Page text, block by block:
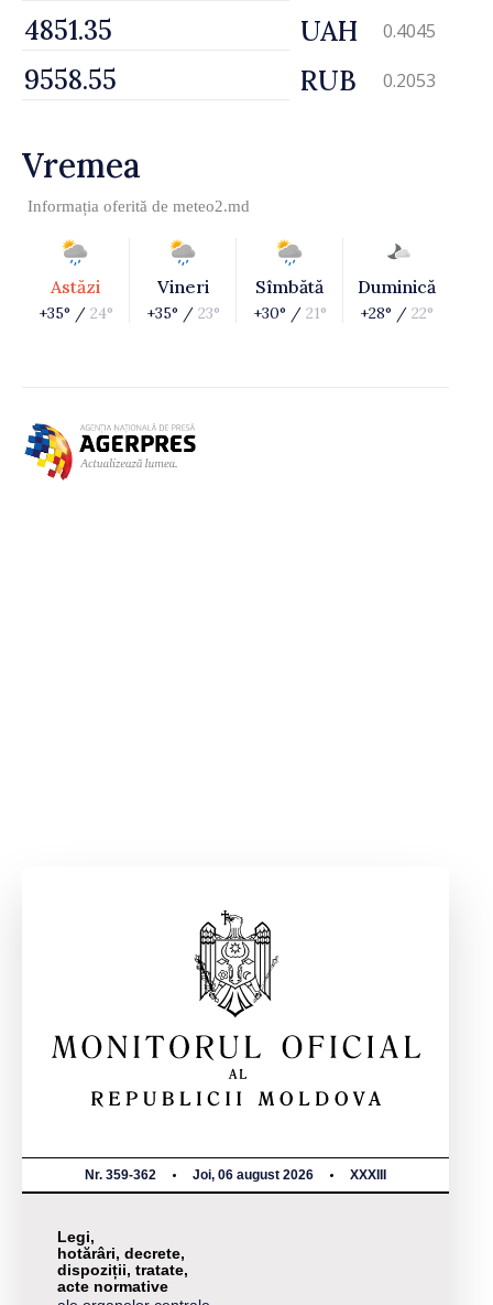
UAH 0.4045
RUB 0.2053
Vremea
Informația oferită de meteo2.md
Astăzi
+35° / 24°
Vineri
+35° / 23°
Sîmbătă
+30° / 21°
Duminică
+28° / 22°
Nr. 359-362 Joi, 06 august 2026 XXXIII
Legi,
hotărâri, decrete,
dispoziții, tratate,
acte normative